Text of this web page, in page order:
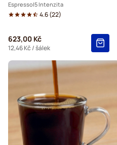
Espresso 5 Intenzita
4.6(22)
623,00 Kč
12,46 Kč / šálek